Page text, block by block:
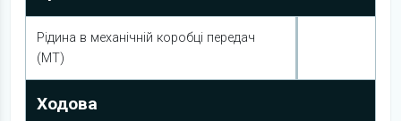
Рідина в механічній коробці передач
(МТ)
Ходова